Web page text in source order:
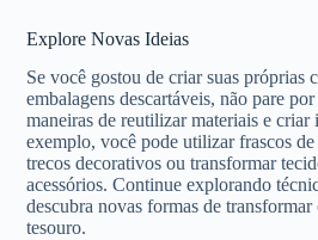
Explore Novas Ideias
Se você gostou de criar suas próprias
embalagens descartáveis, não pare
maneiras de reutilizar materiais e criar
exemplo, você pode utilizar frascos
trecos decorativos ou transformar
acessórios. Continue explorando
descubra novas formas de
tesouro.